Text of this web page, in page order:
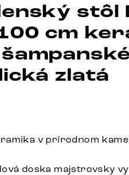
stôl
cm
zlatá
v prírodnom
doska majstrovsky